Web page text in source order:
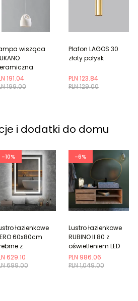
199.00
191.04
wisząca
PLN 129.00
PLN 123.84
Plafon LAGOS 30
złoty połysk
i dodatki do domu
-10%
699.00
629.10
łazienkowe
60x80cm
z
LED
-6%
PLN 1,049.00
PLN 986.06
Lustro łazienkowe
RUBINO II 80 z
oświetleniem LED